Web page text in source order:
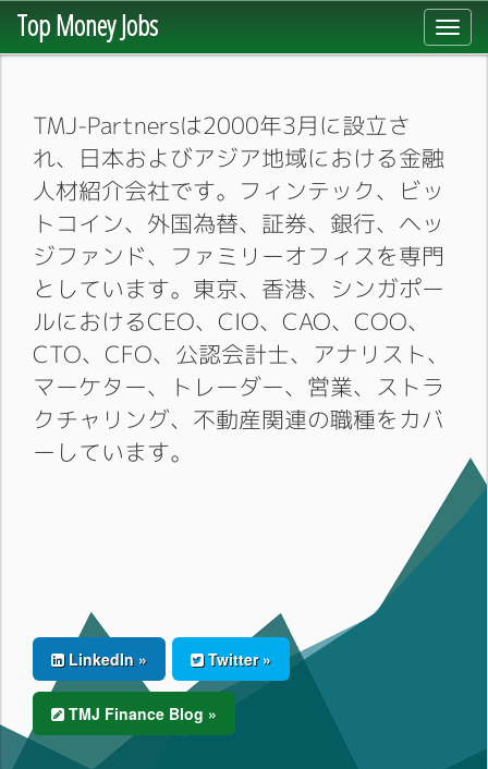
Top Money Jobs
TMJ-Partnersは2000年3月に設立さ
れ、日本およびアジア地域における金融
人材紹介会社です。フィンテック、ビッ
トコイン、外国為替、証券、銀行、ヘッ
ジファンド、ファミリーオフィスを専門
としています。東京、香港、シンガポー
ルにおけるCEO、CIO、CAO、COO、
CTO、CFO、公認会計士、アナリスト、
マーケター、トレーダー、営業、ストラ
クチャリング、不動産関連の職種をカバ
ーしています。
LinkedIn » Twitter »
TMJ Finance Blog »